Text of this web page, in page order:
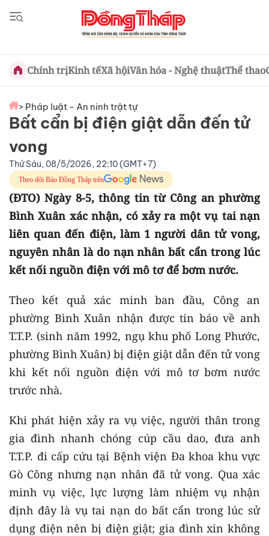
Chính trịKinh tếXã hộiVăn hóa - Nghệ thuậtThể thao
> Pháp luật - An ninh trật tự
Bất cẩn bị điện giật dẫn đến tử
vong
Thứ Sáu, 08/5/2026, 22:10 (GMT+7)
Theo dõi Báo Đồng Tháp trên
(ĐTO) Ngày 8-5, thông tin từ Công an phường
Bình Xuân xác nhận, có xảy ra một vụ tai nạn
liên quan đến điện, làm 1 người dân tử vong,
nguyên nhân là do nạn nhân bất cẩn trong lúc
kết nối nguồn điện với mô tơ để bơm nước.
Theo kết quả xác minh ban đầu, Công an
phường Bình Xuân nhận được tin báo về anh
T.T.P. (sinh năm 1992, ngụ khu phố Long Phước,
phường Bình Xuân) bị điện giật dẫn đến tử vong
khi kết nối nguồn điện với mô tơ bơm nước
trước nhà.
Khi phát hiện xảy ra vụ việc, người thân trong
gia đình nhanh chóng cúp cầu dao, đưa anh
T.T.P. đi cấp cứu tại Bệnh viện Đa khoa khu vực
Gò Công nhưng nạn nhân đã tử vong. Qua xác
minh vụ việc, lực lượng làm nhiệm vụ nhận
định đây là vụ tai nạn do bất cẩn trong lúc sử
dụng điện nên bị điện giật; gia đình xin không